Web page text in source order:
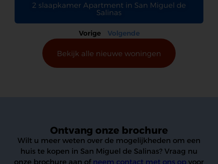
2 slaapkamer Apartment in San Miguel de
Salinas
Vorige Volgende
Bekijk alle nieuwe woningen
Ontvang onze brochure
Wilt u meer weten over de mogelijkheden om een
huis te kopen in San Miguel de Salinas? Vraag nu
onze brochure aan of neem contact met ons op voor